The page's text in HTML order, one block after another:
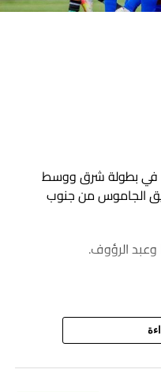
في بطولة شرق ووسط
الجاموس من جنوب
الرؤوف.